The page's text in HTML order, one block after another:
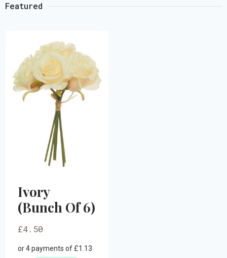
Featured
Ivory
(Bunch Of 6)
£4.50